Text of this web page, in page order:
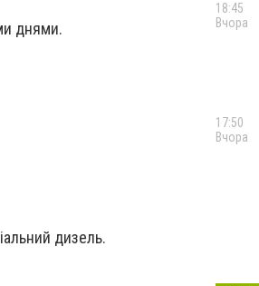
днями.
дизель.
18:45
Вчора
17:50
Вчора